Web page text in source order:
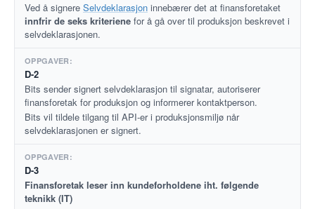
Ved å signere Selvdeklarasjon innebærer det at finansforetaket
innfrir de seks kriteriene for å gå over til produksjon beskrevet i
selvdeklarasjonen.
D-2
Bits sender signert selvdeklarasjon til signatar, autoriserer
finansforetak for produksjon og informerer kontaktperson.
Bits vil tildele tilgang til API-er i produksjonsmiljø når
selvdeklarasjonen er signert.
D-3
Finansforetak leser inn kundeforholdene iht. følgende
teknikk (IT)